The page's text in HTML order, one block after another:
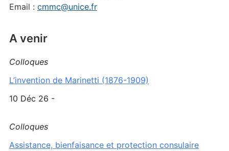
Email : cmmc@unice.fr
A venir
Colloques
L’invention de Marinetti (1876-1909)
10 Déc 26 -
Colloques
Assistance, bienfaisance et protection consulaire